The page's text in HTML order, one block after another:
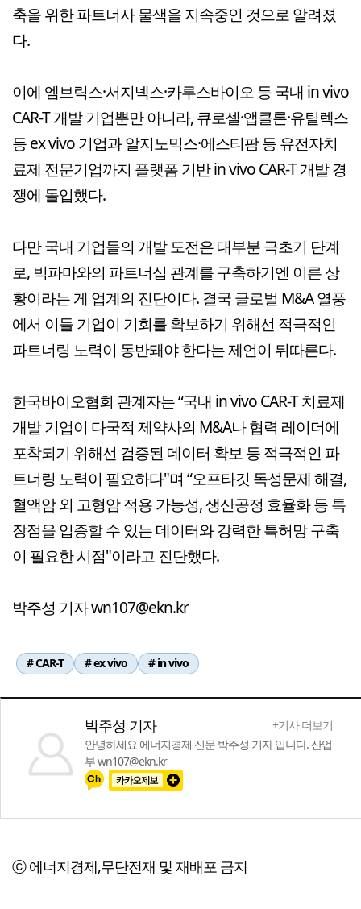
축을 위한 파트너사 물색을 지속중인 것으로 알려졌
다.
이에 엠브릭스·서지넥스·카루스바이오 등 국내 in vivo
CAR-T 개발 기업뿐만 아니라, 큐로셀·앱클론·유틸렉스
등 ex vivo 기업과 알지노믹스·에스티팜 등 유전자치
료제 전문기업까지 플랫폼 기반 in vivo CAR-T 개발 경
쟁에 돌입했다.
다만 국내 기업들의 개발 도전은 대부분 극초기 단계
로, 빅파마와의 파트너십 관계를 구축하기엔 이른 상
황이라는 게 업계의 진단이다. 결국 글로벌 M&A 열풍
에서 이들 기업이 기회를 확보하기 위해선 적극적인
파트너링 노력이 동반돼야 한다는 제언이 뒤따른다.
한국바이오협회 관계자는 “국내 in vivo CAR-T 치료제
개발 기업이 다국적 제약사의 M&A나 협력 레이더에
포착되기 위해선 검증된 데이터 확보 등 적극적인 파
트너링 노력이 필요하다"며 “오프타깃 독성문제 해결,
혈액암 외 고형암 적용 가능성, 생산공정 효율화 등 특
장점을 입증할 수 있는 데이터와 강력한 특허망 구축
이 필요한 시점"이라고 진단했다.
박주성 기자 wn107@ekn.kr
# CAR-T # ex vivo # in vivo
박주성 기자
+기사 더보기
안녕하세요 에너지경제 신문 박주성 기자 입니다. 산업
부 wn107@ekn.kr
ⓒ 에너지경제,무단전재 및 재배포 금지